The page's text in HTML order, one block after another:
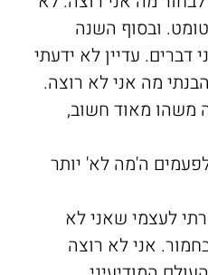
ובסוף השנה
דברים. עדיין לא ידעתי
מה אני לא רוצה.
משהו מאוד חשוב,
ה'מה לא' יותר
לעצמי שאני לא
אני לא רוצה